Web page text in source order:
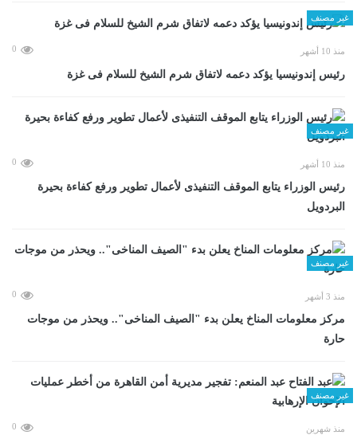
غير مصنف
منذ 10 أشهر 0
رئيس إندونيسيا يؤكد دعمه لاتفاق شرم الشيخ للسلام فى غزة
غير مصنف
منذ 10 أشهر 0
رئيس الوزراء يتابع الموقف التنفيذى لأعمال تطوير ورفع كفاءة بحيرة
البردويل
غير مصنف
منذ 3 أشهر 0
مركز معلومات المناخ يعلن بدء "الصيف المناخى".. ويحذر من موجات
حارة
غير مصنف
منذ شهرين 0